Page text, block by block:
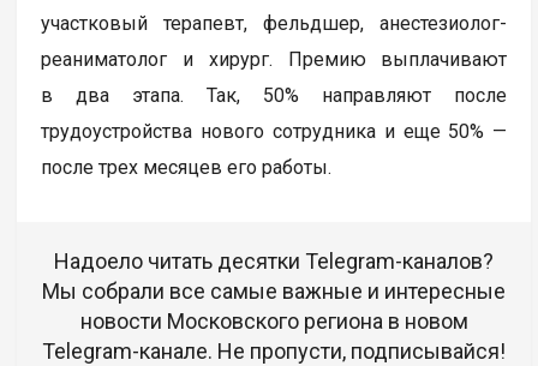
участковый терапевт, фельдшер, анестезиолог-
реаниматолог и хирург. Премию выплачивают
в два этапа. Так, 50% направляют после
трудоустройства нового сотрудника и еще 50% —
после трех месяцев его работы.
Надоело читать десятки Telegram-каналов?
Мы собрали все самые важные и интересные
новости Московского региона в новом
Telegram-канале. Не пропусти, подписывайся!